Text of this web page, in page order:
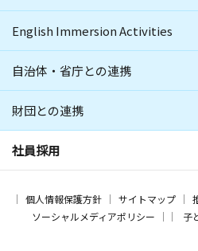
English Immersion Activities
自治体・省庁との連携
財団との連携
社員採用
個人情報保護方針 サイトマップ
ソーシャルメディアポリシー
子